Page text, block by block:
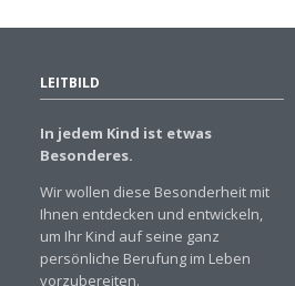
LEITBILD
In jedem Kind ist etwas
Besonderes.
Wir wollen diese Besonderheit mit
Ihnen entdecken und entwickeln,
um Ihr Kind auf seine ganz
persönliche Berufung im Leben
vorzubereiten.